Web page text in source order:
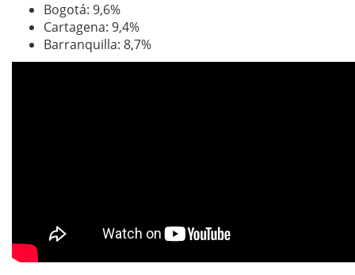
Bogotá: 9,6%
Cartagena: 9,4%
Barranquilla: 8,7%